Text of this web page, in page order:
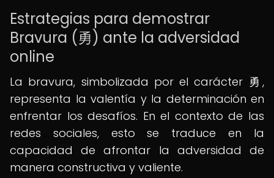
Estrategias para demostrar
Bravura (勇) ante la adversidad
online
La bravura, simbolizada por el carácter 勇,
representa la valentía y la determinación en
enfrentar los desafíos. En el contexto de las
redes sociales, esto se traduce en la
capacidad de afrontar la adversidad de
manera constructiva y valiente.